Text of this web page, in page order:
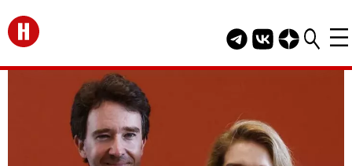
Перейти на главную
Telegram канал
Группа HELLO
Канал